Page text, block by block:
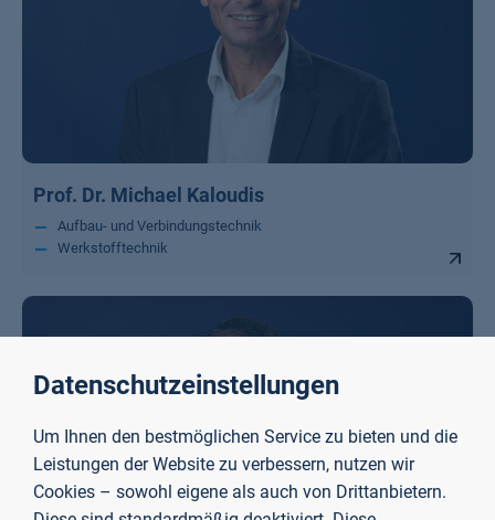
Prof. Dr. Michael Kaloudis
Aufbau- und Verbindungstechnik
Werkstofftechnik
Datenschutzeinstellungen
Um Ihnen den bestmöglichen Service zu bieten und die
Leistungen der Website zu verbessern, nutzen wir
Cookies – sowohl eigene als auch von Drittanbietern.